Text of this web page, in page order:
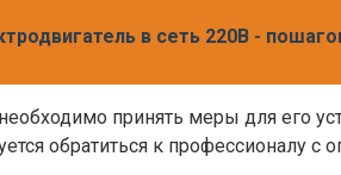
в сеть 220В -
принять меры для его
обратиться к профессионалу с